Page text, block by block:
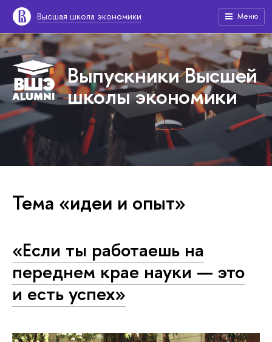
Высшая школа экономики Меню
Выпускники Высшей
школы экономики
Тема «идеи и опыт»
«Если ты работаешь на
переднем крае науки — это
и есть успех»